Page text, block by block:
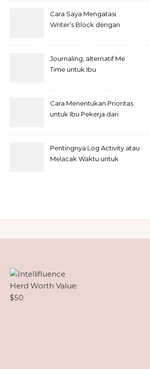
Cara Saya Mengatasi
Writer’s Block dengan
Journaling, alternatif Me
Time untuk Ibu
Cara Menentukan Prioritas
untuk Ibu Pekerja dari
Pentingnya Log Activity atau
Melacak Waktu untuk